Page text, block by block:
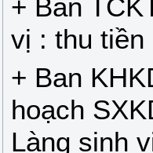
+ Ban
vị : thu
+ Ban
hoạch
Làng sinh